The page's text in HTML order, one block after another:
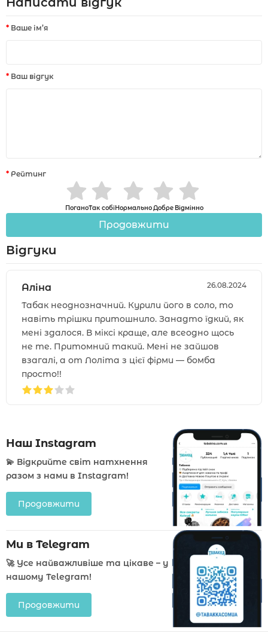
Ваше ім’я
Ваш відгук
Рейтинг
ПоганоТак собіНормальноДобре Відмінно
Продовжити
Відгуки
Аліна 26.08.2024
Табак неоднозначний. Курили його в соло, то
навіть трішки притошнило. Занадто їдкий, як
мені здалося. В міксі краще, але всеодно щось
не те. Притомний такий. Мені не зайшов
взагалі, а от Лоліта з цієї фірми — бомба
просто!!
Наш Instagram
💫 Відкрийте світ натхнення
разом з нами в Instagram!
Продовжити
Ми в Telegram
🚀 Усе найважливіше та цікаве – у
нашому Telegram!
Продовжити